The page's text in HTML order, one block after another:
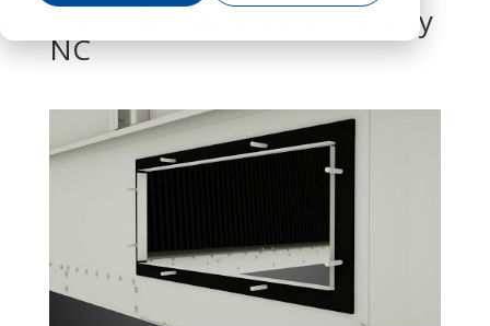
Torre de enfriamiento Marley
NC